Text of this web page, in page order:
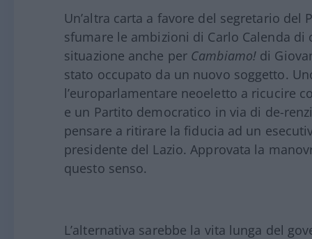
Un’altra carta a favore del segretario del
sfumare le ambizioni di Carlo Calenda
situazione anche per Cambiamo! di
stato occupato da un nuovo soggetto.
l’europarlamentare neoeletto a ricucire
e un Partito democratico in via di de-
pensare a ritirare la fiducia ad un
presidente del Lazio. Approvata la
questo senso.
L’alternativa sarebbe la vita lunga del